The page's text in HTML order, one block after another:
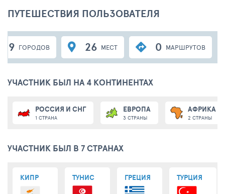
ПУТЕШЕСТВИЯ ПОЛЬЗОВАТЕЛЯ
19 ГОРОДОВ 26 МЕСТ 0 МАРШРУТОВ
УЧАСТНИК БЫЛ НА 4 КОНТИНЕНТАХ
РОССИЯ И СНГ
1 СТРАНА
ЕВРОПА
3 СТРАНЫ
АФРИКА
2 СТРАНЫ
УЧАСТНИК БЫЛ В 7 СТРАНАХ
КИПР ТУНИС ГРЕЦИЯ ТУРЦИЯ